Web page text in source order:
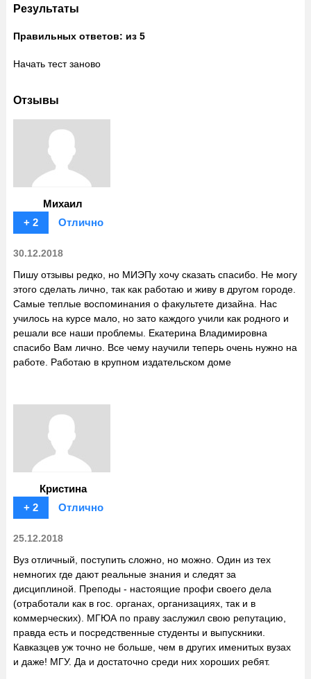
Результаты
Правильных ответов: из 5
Начать тест заново
Отзывы
Михаил
+ 2
Отлично
30.12.2018
Пишу отзывы редко, но МИЭПу хочу сказать спасибо. Не могу
этого сделать лично, так как работаю и живу в другом городе.
Самые теплые воспоминания о факультете дизайна. Нас
училось на курсе мало, но зато каждого учили как родного и
решали все наши проблемы. Екатерина Владимировна
спасибо Вам лично. Все чему научили теперь очень нужно на
работе. Работаю в крупном издательском доме
Кристина
+ 2
Отлично
25.12.2018
Вуз отличный, поступить сложно, но можно. Один из тех
немногих где дают реальные знания и следят за
дисциплиной. Преподы - настоящие профи своего дела
(отработали как в гос. органах, организациях, так и в
коммерческих). МГЮА по праву заслужил свою репутацию,
правда есть и посредственные студенты и выпускники.
Кавказцев уж точно не больше, чем в других именитых вузах
и даже! МГУ. Да и достаточно среди них хороших ребят.